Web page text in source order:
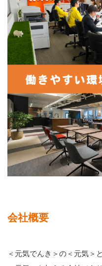
会社概要
＜元気でんき＞の＜元気＞